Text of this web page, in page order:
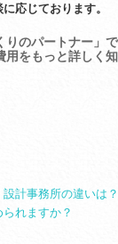
応じております。
りのパートナー」
用をもっと詳しく
計事務所の違いは？
れますか？